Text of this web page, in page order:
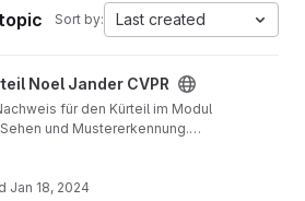
Sort by: Last created
CVPR project
Noel Jander CVPR
für den Kürteil im Modul
und Mustererkennung.
Modelles für Ubuntu,
Files. Datensatz und auch
sind enthalten. Ebenfalls
Jan 18, 2024